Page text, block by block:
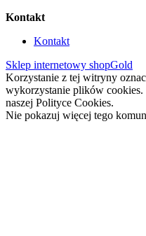
Kontakt
Kontakt
Sklep internetowy shopGold
Korzystanie z tej witryny
wykorzystanie plików
naszej Polityce Cookies.
Nie pokazuj więcej tego